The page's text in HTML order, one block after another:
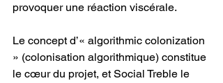
provoquer une réaction viscérale.
Le concept d’« algorithmic colonization
» (colonisation algorithmique) constitue
le cœur du projet, et Social Treble le